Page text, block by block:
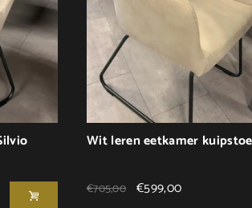
Wit leren eetkamer
€705,00 €599,00